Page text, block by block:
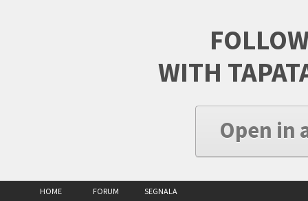
WITH
Open in
HOME FORUM SEGNALA